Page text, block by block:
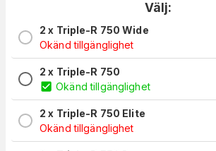
Välj:
2 x Triple-R 750 Wide
Okänd tillgänglighet
2 x Triple-R 750
Okänd tillgänglighet
2 x Triple-R 750 Elite
Okänd tillgänglighet